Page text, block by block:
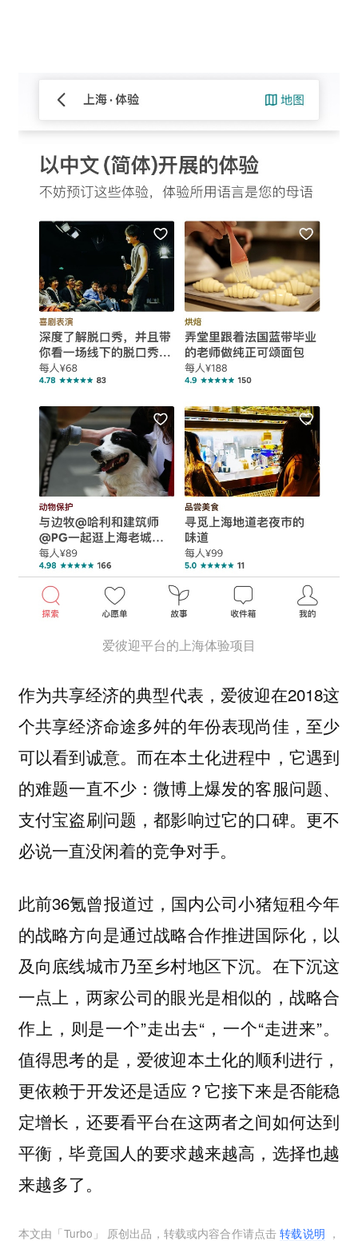
爱彼迎平台的上海体验项目
作为共享经济的典型代表，爱彼迎在2018这
个共享经济命途多舛的年份表现尚佳，至少
可以看到诚意。而在本土化进程中，它遇到
的难题一直不少：微博上爆发的客服问题、
支付宝盗刷问题，都影响过它的口碑。更不
必说一直没闲着的竞争对手。
此前36氪曾报道过，国内公司小猪短租今年
的战略方向是通过战略合作推进国际化，以
及向底线城市乃至乡村地区下沉。在下沉这
一点上，两家公司的眼光是相似的，战略合
作上，则是一个”走出去“，一个“走进来”。
值得思考的是，爱彼迎本土化的顺利进行，
更依赖于开发还是适应？它接下来是否能稳
定增长，还要看平台在这两者之间如何达到
平衡，毕竟国人的要求越来越高，选择也越
来越多了。
本文由「Turbo 」 原创出品，转载或内容合作请点击转载说明 ，